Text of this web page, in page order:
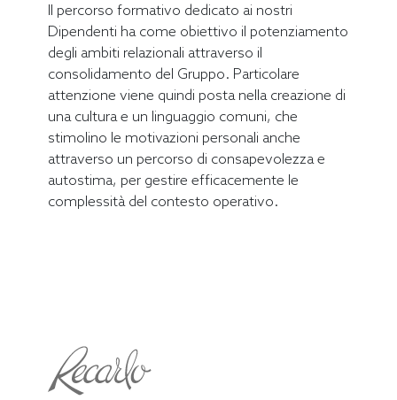
Il percorso formativo dedicato ai nostri
Dipendenti ha come obiettivo il potenziamento
degli ambiti relazionali attraverso il
consolidamento del Gruppo. Particolare
attenzione viene quindi posta nella creazione di
una cultura e un linguaggio comuni, che
stimolino le motivazioni personali anche
attraverso un percorso di consapevolezza e
autostima, per gestire efficacemente le
complessità del contesto operativo.